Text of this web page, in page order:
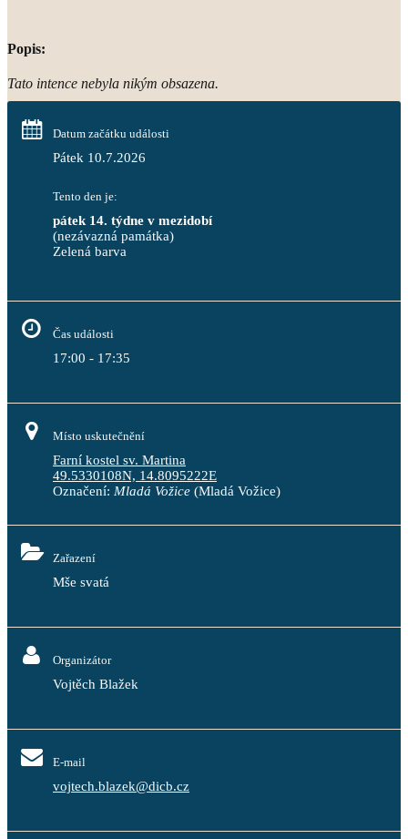
Popis:
Tato intence nebyla nikým obsazena.
Datum začátku události
Pátek 10.7.2026
Tento den je:
pátek 14. týdne v mezidobí
(nezávazná památka)
Zelená barva
Čas události
17:00 - 17:35
Místo uskutečnění
Farní kostel sv. Martina
49.5330108N, 14.8095222E
Označení: Mladá Vožice (Mladá Vožice)
Zařazení
Mše svatá
Organizátor
Vojtěch Blažek
E-mail
vojtech.blazek@dicb.cz